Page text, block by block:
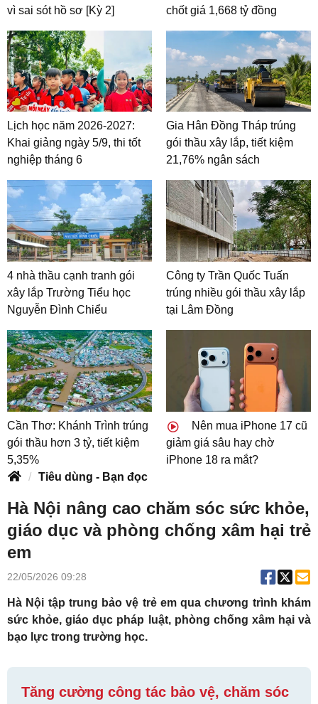
vì sai sót hồ sơ [Kỳ 2]
chốt giá 1,668 tỷ đồng
Lịch học năm 2026-2027:
Khai giảng ngày 5/9, thi tốt
nghiệp tháng 6
Gia Hân Đồng Tháp trúng
gói thầu xây lắp, tiết kiệm
21,76% ngân sách
4 nhà thầu cạnh tranh gói
xây lắp Trường Tiểu học
Nguyễn Đình Chiểu
Công ty Trần Quốc Tuấn
trúng nhiều gói thầu xây lắp
tại Lâm Đồng
Cần Thơ: Khánh Trình trúng
gói thầu hơn 3 tỷ, tiết kiệm
5,35%
Nên mua iPhone 17 cũ
giảm giá sâu hay chờ
iPhone 18 ra mắt?
Tiêu dùng - Bạn đọc
Hà Nội nâng cao chăm sóc sức khỏe,
giáo dục và phòng chống xâm hại trẻ
em
22/05/2026 09:28
Hà Nội tập trung bảo vệ trẻ em qua chương trình khám
sức khỏe, giáo dục pháp luật, phòng chống xâm hại và
bạo lực trong trường học.
Tăng cường công tác bảo vệ, chăm sóc